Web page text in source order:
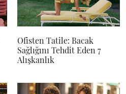
Ofisten Tatile: Bacak
Sağlığını Tehdit Eden 7
Alışkanlık